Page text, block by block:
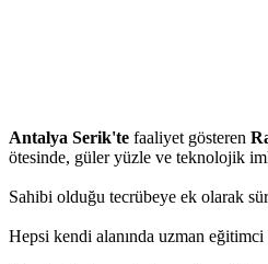
Antalya Serik'te faaliyet gösteren
ötesinde, güler yüzle ve teknolojik
Sahibi olduğu tecrübeye ek olarak
Hepsi kendi alanında uzman